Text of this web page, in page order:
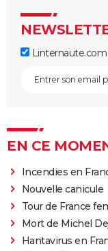
Linternaute.com
EN CE
Incendies en
Nouvelle canicule
Tour de France
Mort de Michel
Hantavirus en